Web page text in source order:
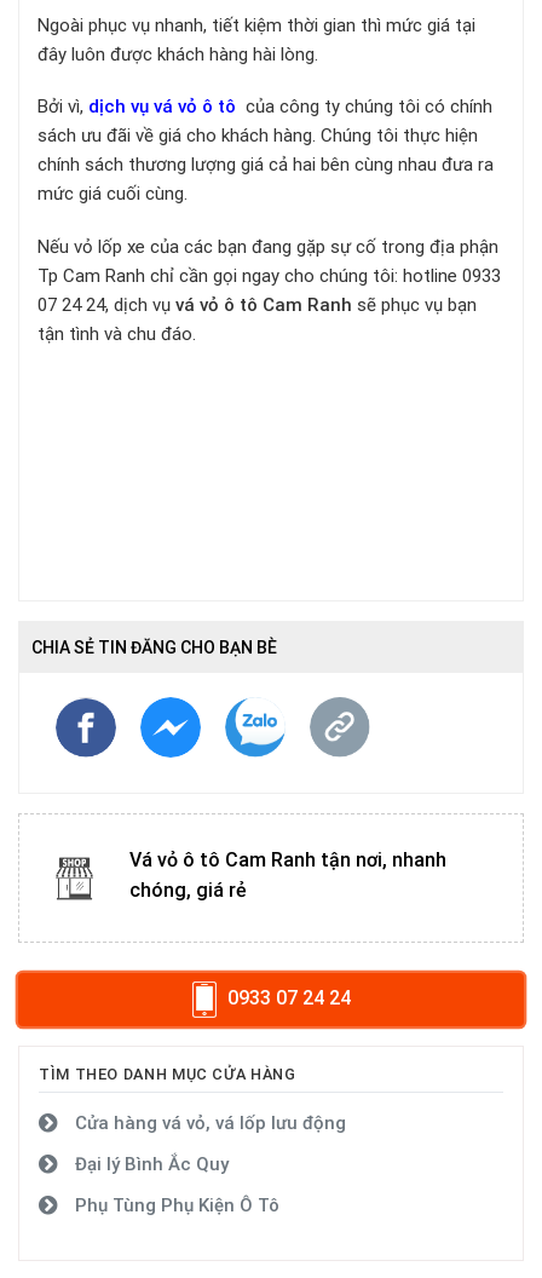
Ngoài phục vụ nhanh, tiết kiệm thời gian thì mức giá tại
đây luôn được khách hàng hài lòng.
Bởi vì, dịch vụ vá vỏ ô tô của công ty chúng tôi có chính
sách ưu đãi về giá cho khách hàng. Chúng tôi thực hiện
chính sách thương lượng giá cả hai bên cùng nhau đưa ra
mức giá cuối cùng.
Nếu vỏ lốp xe của các bạn đang gặp sự cố trong địa phận
Tp Cam Ranh chỉ cần gọi ngay cho chúng tôi: hotline 0933
07 24 24, dịch vụ vá vỏ ô tô Cam Ranh sẽ phục vụ bạn
tận tình và chu đáo.
CHIA SẺ TIN ĐĂNG CHO BẠN BÈ
Vá vỏ ô tô Cam Ranh tận nơi, nhanh
chóng, giá rẻ
0933 07 24 24
TÌM THEO DANH MỤC CỬA HÀNG
Cửa hàng vá vỏ, vá lốp lưu động
Đại lý Bình Ắc Quy
Phụ Tùng Phụ Kiện Ô Tô